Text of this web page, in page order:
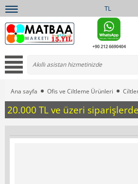
TL
+90 212 6690404
Ana sayfa Ofis ve Ciltleme Ürünleri
20.000 TL ve üzeri